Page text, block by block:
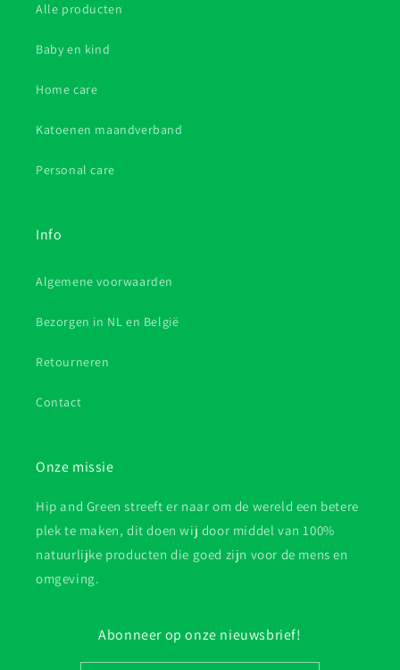
Alle producten
Baby en kind
Home care
Katoenen maandverband
Personal care
Info
Algemene voorwaarden
Bezorgen in NL en België
Retourneren
Contact
Onze missie
Hip and Green streeft er naar om de wereld een betere
plek te maken, dit doen wij door middel van 100%
natuurlijke producten die goed zijn voor de mens en
omgeving.
Abonneer op onze nieuwsbrief!